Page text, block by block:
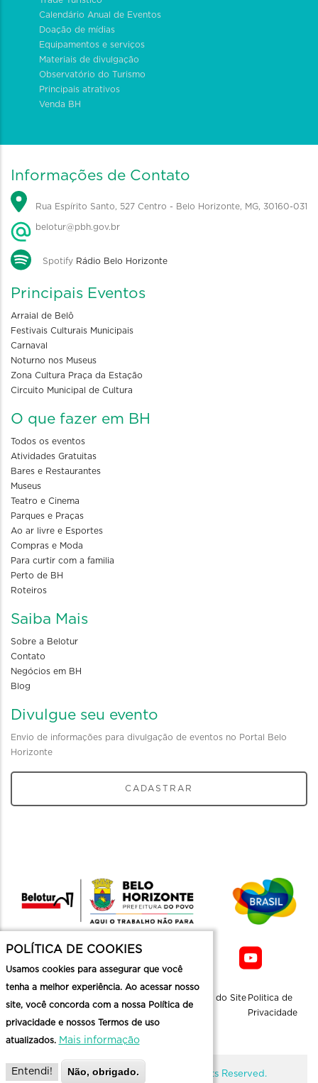
Calendário Anual de Eventos
Doação de mídias
Equipamentos e serviços
Materiais de divulgação
Observatório do Turismo
Principais atrativos
Venda BH
Informações de Contato
Rua Espírito Santo, 527 Centro - Belo Horizonte, MG, 30160-031
belotur@pbh.gov.br
Spotify Rádio Belo Horizonte
Principais Eventos
Arraial de Belô
Festivais Culturais Municipais
Carnaval
Noturno nos Museus
Zona Cultura Praça da Estação
Circuito Municipal de Cultura
O que fazer em BH
Todos os eventos
Atividades Gratuitas
Bares e Restaurantes
Museus
Teatro e Cinema
Parques e Praças
Ao ar livre e Esportes
Compras e Moda
Para curtir com a familia
Perto de BH
Roteiros
Saiba Mais
Sobre a Belotur
Contato
Negócios em BH
Blog
Divulgue seu evento
Envio de informações para divulgação de eventos no Portal Belo
Horizonte
CADASTRAR
Mapa do Site Politica de
Privacidade
@ Copyright Belotur 2026. All Rights Reserved.
POLÍTICA DE COOKIES
Usamos cookies para assegurar que você
tenha a melhor experiência. Ao acessar nosso
site, você concorda com a nossa Política de
privacidade e nossos Termos de uso
atualizados. Mais informação
Entendi! Não, obrigado.